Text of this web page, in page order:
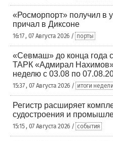
«Росморпорт» получил в
причал в Диксоне
16:17 , 07 Августа 2026 / порты
«Севмаш» до конца
ТАРК «Адмирал
неделю с 03.08 по
15:37 , 07 Августа 2026 / итоги недели
Регистр расширяет
судостроения и
15:15 , 07 Августа 2026 / события